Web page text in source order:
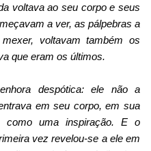
voltava ao seu corpo e seus
a ver, as pálpebras a
voltavam também os
que eram os últimos.
despótica: ele não a
em seu corpo, em sua
como uma inspiração. E o
vez revelou-se a ele em